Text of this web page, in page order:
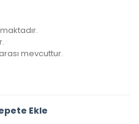
mevcuttur.
Ekle